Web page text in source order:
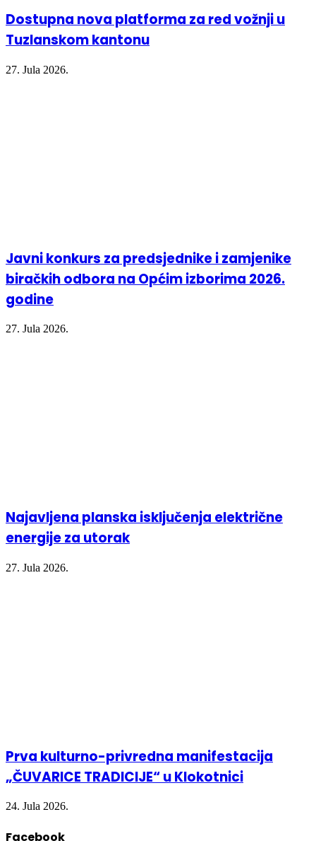
Dostupna nova platforma za red vožnji u
Tuzlanskom kantonu
27. Jula 2026.
Javni konkurs za predsjednike i zamjenike
biračkih odbora na Općim izborima 2026.
godine
27. Jula 2026.
Najavljena planska isključenja električne
energije za utorak
27. Jula 2026.
Prva kulturno-privredna manifestacija
„ČUVARICE TRADICIJE“ u Klokotnici
24. Jula 2026.
Facebook